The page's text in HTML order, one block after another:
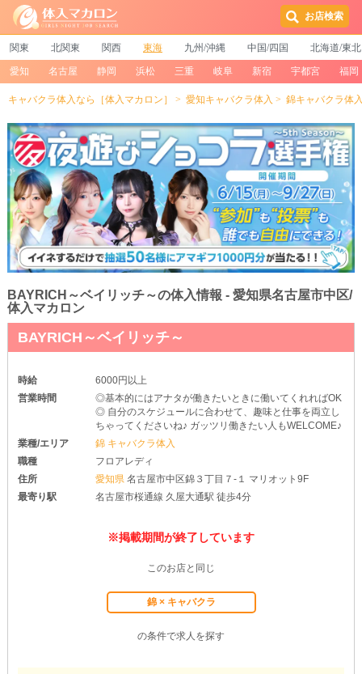
お店検索
関東 北関東 関西 東海 九州/沖縄 中国/四国 北海道/東北
愛知 名古屋 静岡 浜松 三重 岐阜 新宿 宇都宮 福岡
キャバクラ体入なら［体入マカロン］ 愛知キャバクラ体入 錦キャバクラ体
BAYRICH～ベイリッチ～の体入情報 - 愛知県名古屋市中区/
体入マカロン
BAYRICH～ベイリッチ～
時給
6000円以上
営業時間
◎基本的にはアナタが働きたいときに働いてくれればOK
◎ 自分のスケジュールに合わせて、趣味と仕事を両立し
ちゃってくださいね♪ ガッツリ働きたい人もWELCOME♪
業種/エリア
錦 キャバクラ体入
職種
フロアレディ
住所
愛知県名古屋市中区錦３丁目７-１ マリオット9F
最寄り駅
名古屋市桜通線 久屋大通駅 徒歩4分
※掲載期間が終了しています
このお店と同じ
錦 × キャバクラ
の条件で求人を探す